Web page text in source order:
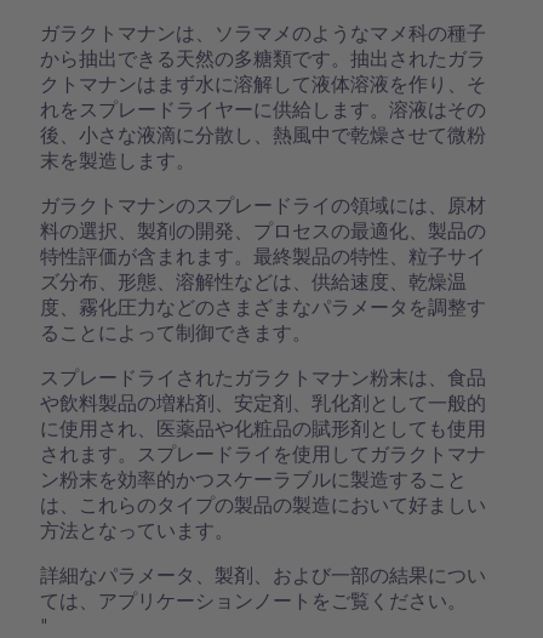
ガラクトマナンは、ソラマメのようなマメ科の種子
から抽出できる天然の多糖類です。抽出されたガラ
クトマナンはまず水に溶解して液体溶液を作り、そ
れをスプレードライヤーに供給します。溶液はその
後、小さな液滴に分散し、熱風中で乾燥させて微粉
末を製造します。
ガラクトマナンのスプレードライの領域には、原材
料の選択、製剤の開発、プロセスの最適化、製品の
特性評価が含まれます。最終製品の特性、粒子サイ
ズ分布、形態、溶解性などは、供給速度、乾燥温
度、霧化圧力などのさまざまなパラメータを調整す
ることによって制御できます。
スプレードライされたガラクトマナン粉末は、食品
や飲料製品の増粘剤、安定剤、乳化剤として一般的
に使用され、医薬品や化粧品の賦形剤としても使用
されます。スプレードライを使用してガラクトマナ
ン粉末を効率的かつスケーラブルに製造すること
は、これらのタイプの製品の製造において好ましい
方法となっています。
詳細なパラメータ、製剤、および一部の結果につい
ては、アプリケーションノートをご覧ください。
"